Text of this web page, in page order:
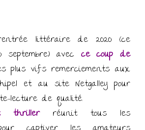
littéraire de 2020 (ce
avecce coup de
plus vifs remerciements aux
et au site Netgalley pour
lecture de qualité.
thrillerréunit tous les